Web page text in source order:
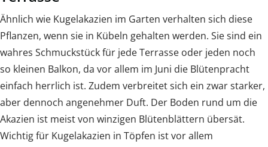
Ähnlich wie Kugelakazien im Garten verhalten sich diese
Pflanzen, wenn sie in Kübeln gehalten werden. Sie sind ein
wahres Schmuckstück für jede Terrasse oder jeden noch
so kleinen Balkon, da vor allem im Juni die Blütenpracht
einfach herrlich ist. Zudem verbreitet sich ein zwar starker,
aber dennoch angenehmer Duft. Der Boden rund um die
Akazien ist meist von winzigen Blütenblättern übersät.
Wichtig für Kugelakazien in Töpfen ist vor allem